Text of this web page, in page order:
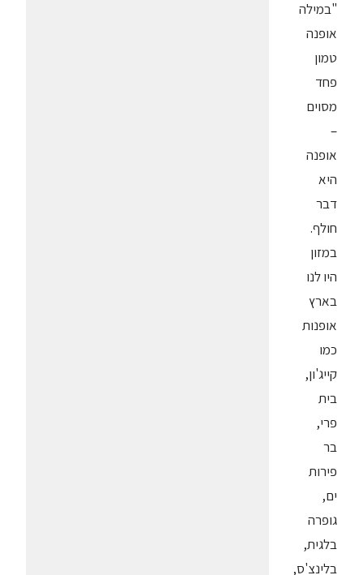
"במילה
אופנה
טמון
פחד
מסוים
–
אופנה
היא
דבר
חולף.
במזון
היו לנו
בארץ
אופנות
כמו
קייג'ון,
בית
פרי,
בר
פירות
ים,
גופרה
בלגית,
בלינצ'ס,